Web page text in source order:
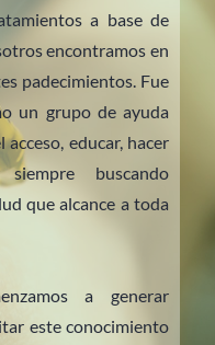
a base de
encontramos en
padecimientos. Fue
un grupo de ayuda
educar, hacer
buscando
que alcance a toda
a generar
este conocimiento